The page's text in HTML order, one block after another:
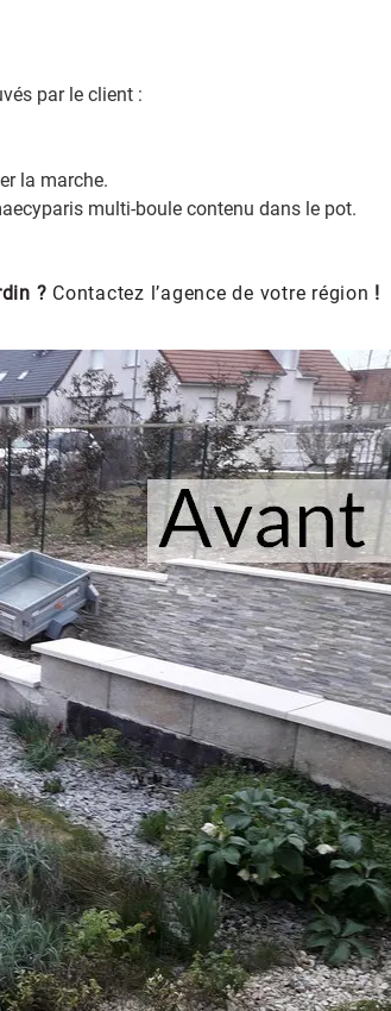
par le client :
la marche.
multi-boule contenu dans le pot.
? Contactez l’agence de votre région !